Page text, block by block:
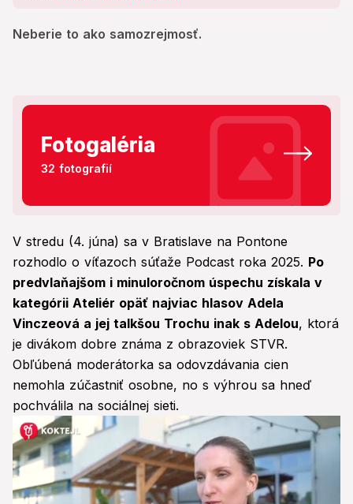
Neberie to ako samozrejmosť.
Fotogaléria
32 fotografií
V stredu (4. júna) sa v Bratislave na Pontone
rozhodlo o víťazoch súťaže Podcast roka 2025. Po
predvlaňajšom i minuloročnom úspechu získala v
kategórii Ateliér opäť najviac hlasov Adela
Vinczeová a jej talkšou Trochu inak s Adelou, ktorá
je divákom dobre známa z obrazoviek STVR.
Obľúbená moderátorka sa odovzdávania cien
nemohla zúčastniť osobne, no s výhrou sa hneď
pochválila na sociálnej sieti.